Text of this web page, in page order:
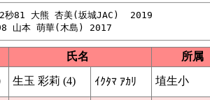
秒81 大熊 杏美(坂城JAC)  2019
氏名 所属
生玉 彩莉 (4) ｲｸﾀﾏ ｱｶﾘ 埴生小